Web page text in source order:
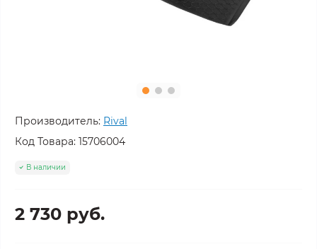
Производитель: Rival
Код Товара: 15706004
В наличии
2 730 руб.